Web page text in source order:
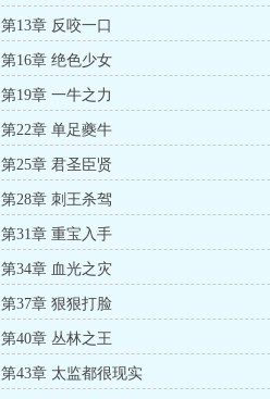
第13章 反咬一口
第16章 绝色少女
第19章 一牛之力
第22章 单足夔牛
第25章 君圣臣贤
第28章 刺王杀驾
第31章 重宝入手
第34章 血光之灾
第37章 狠狠打脸
第40章 丛林之王
第43章 太监都很现实